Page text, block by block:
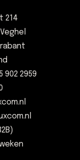
214
902 2959